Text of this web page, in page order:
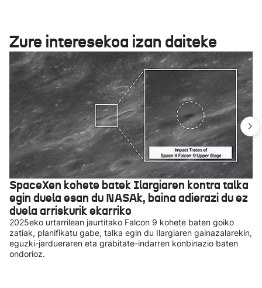
Zure interesekoa izan daiteke
SpaceXen kohete batek Ilargiaren kontra talka
egin duela esan du NASAk, baina adierazi du ez
duela arriskurik ekarriko
2025eko urtarrilean jaurtitako Falcon 9 kohete baten goiko
zatiak, planifikatu gabe, talka egin du Ilargiaren gainazalarekin,
eguzki-jardueraren eta grabitate-indarren konbinazio baten
ondorioz.